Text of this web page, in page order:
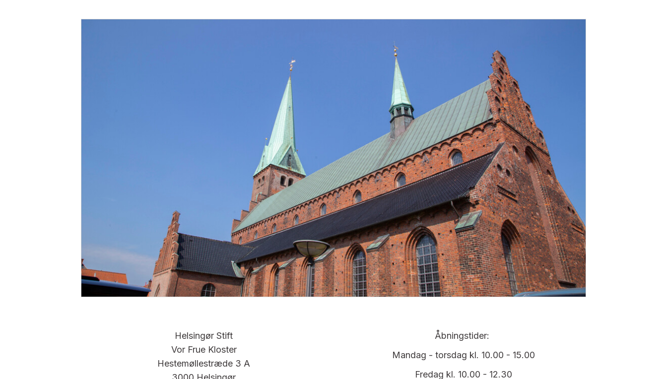
Helsingør Stift
Vor Frue Kloster
Hestemøllestræde 3 A
Åbningstider:
Mandag - torsdag kl. 10.00 - 15.00
Fredag kl. 10.00 - 12.30